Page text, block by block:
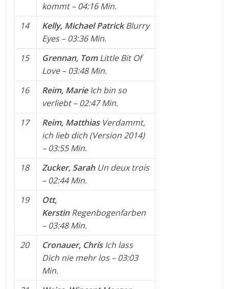
kommt– 04:16 Min.
14
Kelly, Michael PatrickBlurry
Eyes– 03:36 Min.
15
Grennan, TomLittle Bit Of
Love– 03:48 Min.
16
Reim, MarieIch bin so
verliebt– 02:47 Min.
17
Reim, MatthiasVerdammt,
ich lieb dich (Version 2014)
– 03:55 Min.
18
Zucker, SarahUn deux trois
– 02:44 Min.
19
Ott,
KerstinRegenbogenfarben
– 03:48 Min.
20
Cronauer, ChrisIch lass
Dich nie mehr los– 03:03
Min.